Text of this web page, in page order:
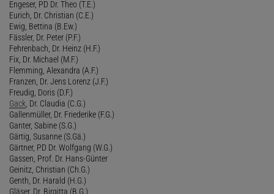
Engeser, PD Dr. Theo (T.E.)
Eurich, Dr. Christian (C.E.)
Ewig, Bettina (B.Ew.)
Fässler, Dr. Peter (P.F.)
Fehrenbach, Dr. Heinz (H.F.)
Fix, Dr. Michael (M.F.)
Flemming, Alexandra (A.F.)
Franzen, Dr. Jens Lorenz (J.F.)
Freudig, Doris (D.F.)
Gack , Dr. Claudia (C.G.)
Gallenmüller, Dr. Friederike (F.G.)
Ganter, Sabine (S.G.)
Gärtig, Susanne (S.Gä.)
Gärtner, PD Dr. Wolfgang (W.G.)
Gassen, Prof. Dr. Hans-Günter
Geinitz, Christian (Ch.G.)
Genth, Dr. Harald (H.G.)
Gläser, Dr. Birgitta (B.G.)